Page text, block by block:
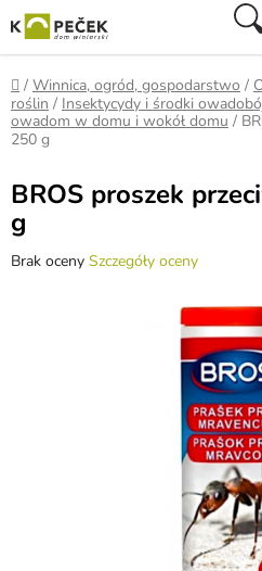
do
treści
Home
/ Winnica, ogród, gospodarstwo /
roślin / Insektycydy i środki
owadom w domu i wokół domu /
250 g
BROS proszek
g
Średnia
Brak oceny Szczegóły oceny